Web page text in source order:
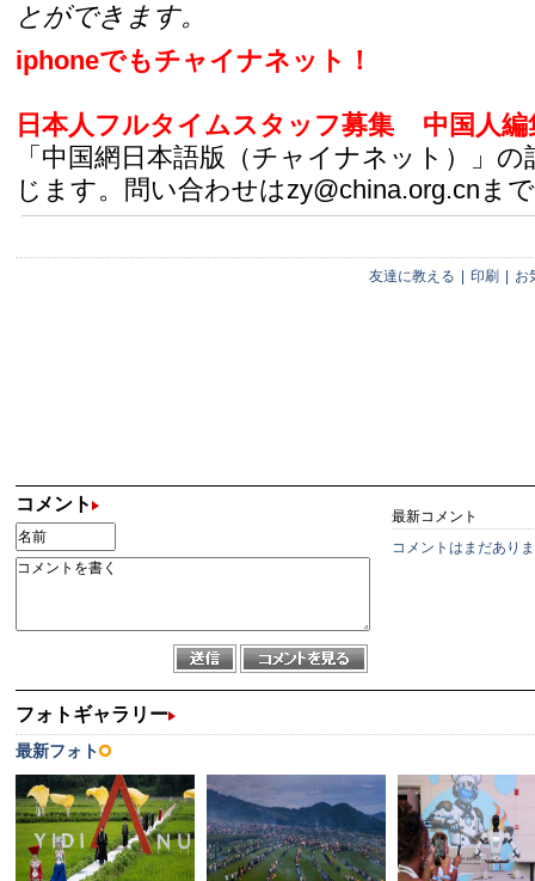
とができます。
iphoneでもチャイナネット！
日本人フルタイムスタッフ募集
中国人
「中国網日本語版（チャイナネット）」
じます。問い合わせはzy@china.org.cnまで
友達に教える 印刷 お
コメント
最新コメント
コメントはまだあり